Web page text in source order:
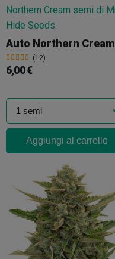
Auto Northern Cream
(12)
6,00 €
Aggiungi al carrello